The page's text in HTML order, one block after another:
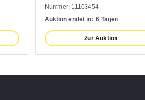
Nummer: 11103454
Auktion endet in: 6 Tagen
Zur Auktion